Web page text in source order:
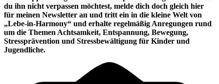
du ihn nicht verpassen möchtest, melde dich doch gleich hier
für meinen Newsletter an und tritt ein in die kleine Welt von
„Lebe-in-Harmony“ und erhalte regelmäßig Anregungen rund
um die Themen Achtsamkeit, Entspannung, Bewegung,
Stressprävention und Stressbewältigung für Kinder und
Jugendliche.